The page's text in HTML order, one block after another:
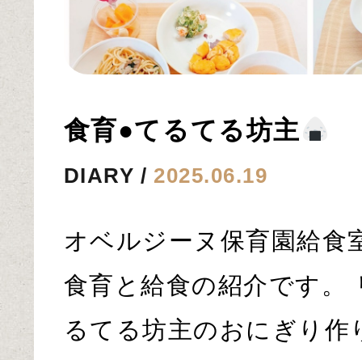
食育●てるてる坊主
DIARY 2025.06.19
オベルジーヌ保育園給食
食育と給食の紹介です。
るてる坊主のおにぎり作